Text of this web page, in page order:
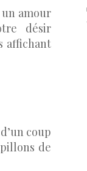
amour
désir
affichant
coup
de